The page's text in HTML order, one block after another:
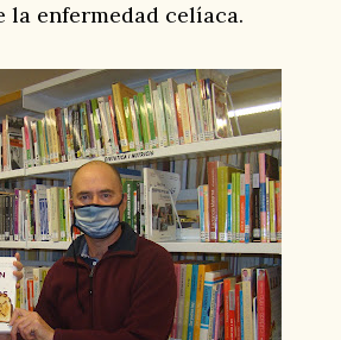
enfermedad celíaca.